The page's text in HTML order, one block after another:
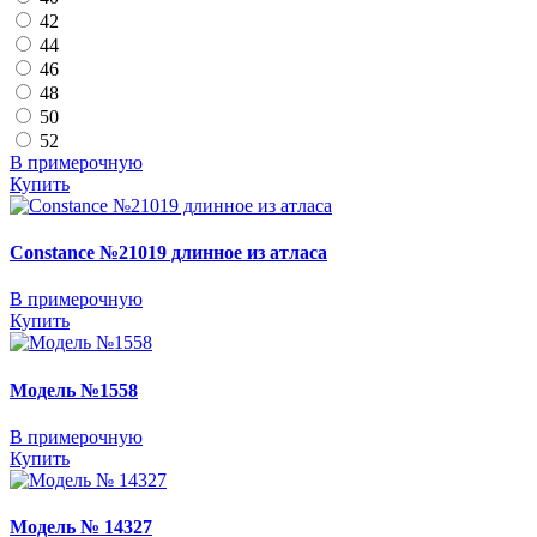
42
44
46
48
50
52
В примерочную
Купить
Constance №21019 длинное из атласа
В примерочную
Купить
Модель №1558
В примерочную
Купить
Модель № 14327